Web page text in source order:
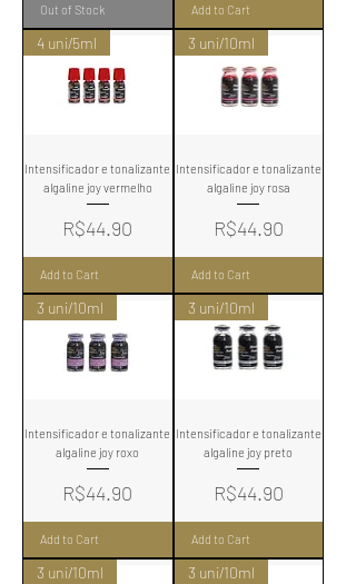
Out of Stock Add to Cart
4 uni/5ml
Intensificador e tonalizante
algaline joy vermelho
Price
R$44.90
Add to Cart
3 uni/10ml
Intensificador e tonalizante
algaline joy rosa
Price
R$44.90
Add to Cart
3 uni/10ml
Intensificador e tonalizante
algaline joy roxo
Price
R$44.90
Add to Cart
3 uni/10ml
Intensificador e tonalizante
algaline joy preto
Price
R$44.90
Add to Cart
3 uni/10ml 3 uni/10ml